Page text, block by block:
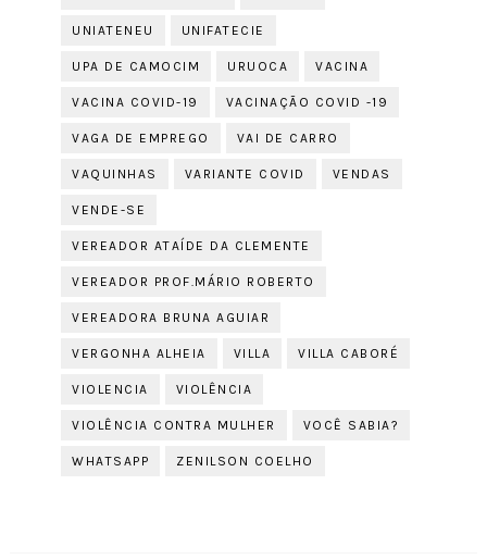
UNIATENEU UNIFATECIE
UPA DE CAMOCIM URUOCA VACINA
VACINA COVID-19 VACINAÇÃO COVID -19
VAGA DE EMPREGO VAI DE CARRO
VAQUINHAS VARIANTE COVID VENDAS
VENDE-SE
VEREADOR ATAÍDE DA CLEMENTE
VEREADOR PROF.MÁRIO ROBERTO
VEREADORA BRUNA AGUIAR
VERGONHA ALHEIA VILLA VILLA CABORÉ
VIOLENCIA VIOLÊNCIA
VIOLÊNCIA CONTRA MULHER VOCÊ SABIA?
WHATSAPP ZENILSON COELHO